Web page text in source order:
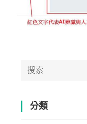
Search
分類